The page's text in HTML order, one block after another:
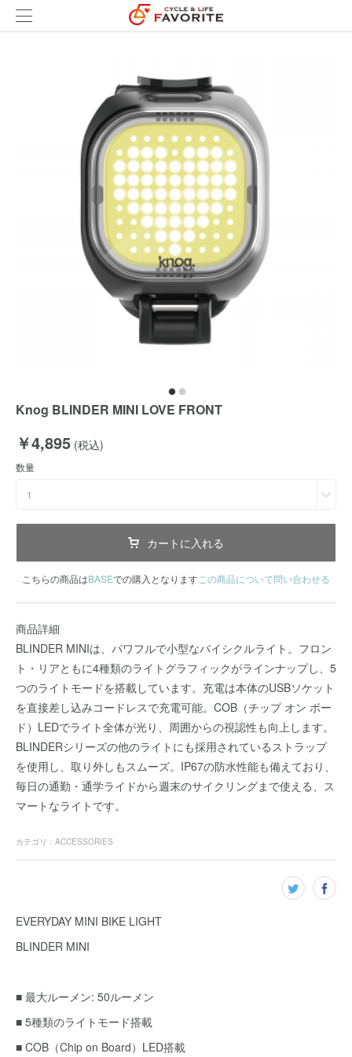
Knog BLINDER MINI LOVE FRONT
￥4,895 (税込)
数量
1
カートに入れる
こちらの商品はBASEでの購入となりますこの商品について問い合わせる
商品詳細
BLINDER MINIは、パワフルで小型なバイシクルライト。フロン
ト・リアともに4種類のライトグラフィックがラインナップし、5
つのライトモードを搭載しています。充電は本体のUSBソケット
を直接差し込みコードレスで充電可能。COB（チップ オン ボー
ド）LEDでライト全体が光り、周囲からの視認性も向上します。
BLINDERシリーズの他のライトにも採用されているストラップ
を使用し、取り外しもスムーズ。IP67の防水性能も備えており、
毎日の通勤・通学ライドから週末のサイクリングまで使える、ス
マートなライトです。
カテゴリ ： ACCESSORIES
EVERYDAY MINI BIKE LIGHT
BLINDER MINI
■ 最大ルーメン: 50ルーメン
■ 5種類のライトモード搭載
■ COB（Chip on Board）LED搭載